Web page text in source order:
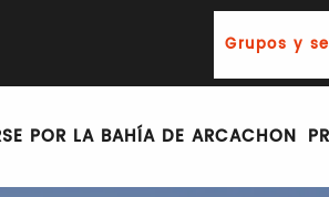
Grupos y
POR LA BAHÍA DE ARCACHON